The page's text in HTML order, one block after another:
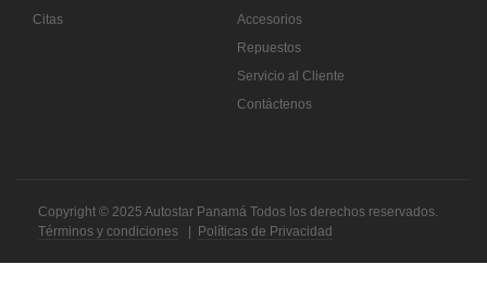
Citas
Accesorios
Repuestos
Servicio al Cliente
Contáctenos
Copyright © 2025 Autostar Panamá Todos los derechos reservados.
Términos y condiciones
Políticas de Privacidad